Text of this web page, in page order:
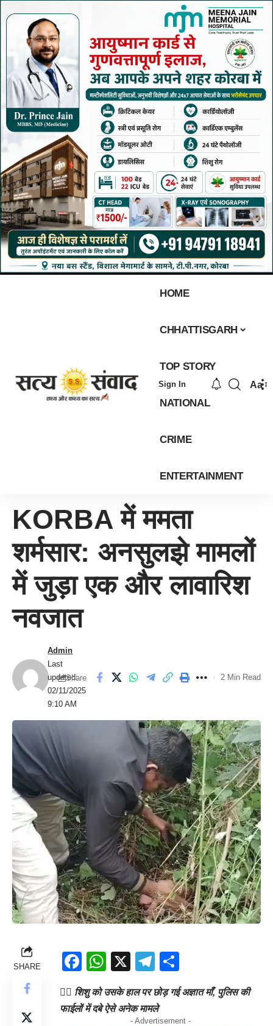
HOME
CHHATTISGARH
TOP STORY
NATIONAL
CRIME
ENTERTAINMENT
Sign In Aa
KORBA में ममता
शर्मसार: अनसुलझे मामलों
में जुड़ा एक और लावारिश
नवजात
Last
updated:
02/11/2025
9:10 AM
Admin
Share 2 Min Read
SHARE Facebook
WhatsApp
X Telegram
👉🏻 शिशु को उसके हाल पर छोड़ गई अज्ञात माँ, पुलिस की
फाईलों में दबे ऐसे अनेक मामले
- Advertisement -